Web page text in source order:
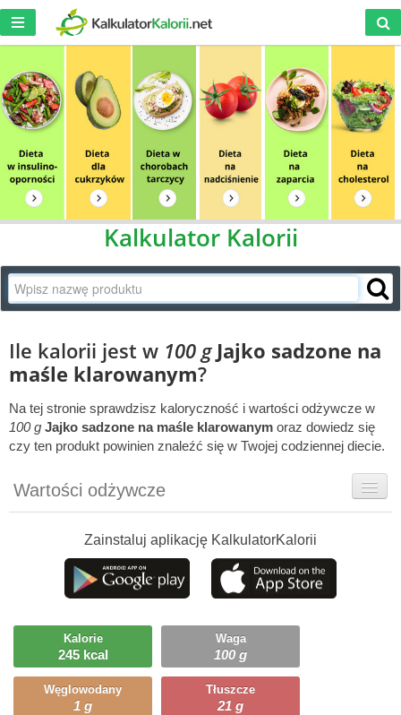
Kalkulator Kalorii
Ile kalorii jest w 100 g Jajko sadzone na
maśle klarowanym?
Na tej stronie sprawdzisz kaloryczność i wartości odżywcze w
100 g Jajko sadzone na maśle klarowanym oraz dowiedz się
czy ten produkt powinien znaleźć się w Twojej codziennej diecie.
Wartości odżywcze
Szczegółówe informacje
Ciekawostki
Ile możesz zjeść?
Zainstaluj aplikację KalkulatorKalorii
Kalorie
245 kcal
Waga
100 g
Węglowodany
1 g
Tłuszcze
21 g